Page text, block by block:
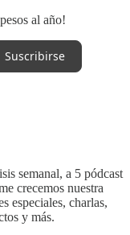
al año!
Suscribirse
semanal, a 5 pódcast
crecemos nuestra
especiales, charlas,
y más.